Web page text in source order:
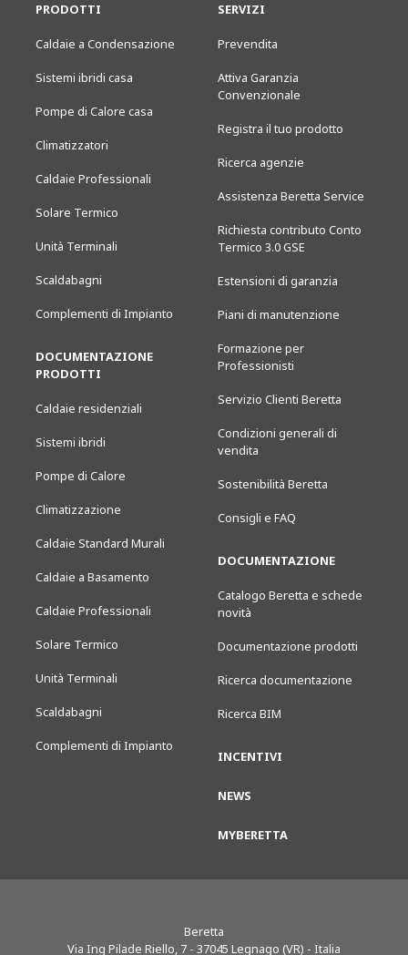
PRODOTTI
Caldaie a Condensazione
Sistemi ibridi casa
Pompe di Calore casa
Climatizzatori
Caldaie Professionali
Solare Termico
Unità Terminali
Scaldabagni
Complementi di Impianto
DOCUMENTAZIONE
PRODOTTI
Caldaie residenziali
Sistemi ibridi
Pompe di Calore
Climatizzazione
Caldaie Standard Murali
Caldaie a Basamento
Caldaie Professionali
Solare Termico
Unità Terminali
Scaldabagni
Complementi di Impianto
SERVIZI
Prevendita
Attiva Garanzia
Convenzionale
Registra il tuo prodotto
Ricerca agenzie
Assistenza Beretta Service
Richiesta contributo Conto
Termico 3.0 GSE
Estensioni di garanzia
Piani di manutenzione
Formazione per
Professionisti
Servizio Clienti Beretta
Condizioni generali di
vendita
Sostenibilità Beretta
Consigli e FAQ
DOCUMENTAZIONE
Catalogo Beretta e schede
novità
Documentazione prodotti
Ricerca documentazione
Ricerca BIM
INCENTIVI
NEWS
MYBERETTA
Beretta
Via Ing Pilade Riello, 7 - 37045 Legnago (VR) - Italia